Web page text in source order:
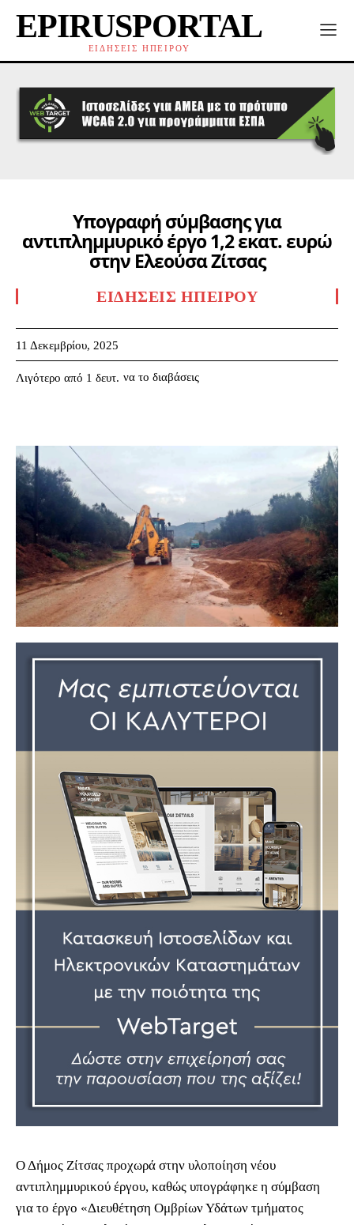
EPIRUSPORTAL
ΕΙΔΗΣΕΙΣ ΗΠΕΙΡΟΥ
Υπογραφή σύμβασης για
αντιπλημμυρικό έργο 1,2 εκατ. ευρώ
στην Ελεούσα Ζίτσας
ΕΙΔΉΣΕΙΣ ΗΠΕΊΡΟΥ
11 Δεκεμβρίου, 2025
Λιγότερο από 1 δευτ. να το διαβάσεις
Ο Δήμος Ζίτσας προχωρά στην υλοποίηση νέου
αντιπλημμυρικού έργου, καθώς υπογράφηκε η σύμβαση
για το έργο «Διευθέτηση Ομβρίων Υδάτων τμήματος